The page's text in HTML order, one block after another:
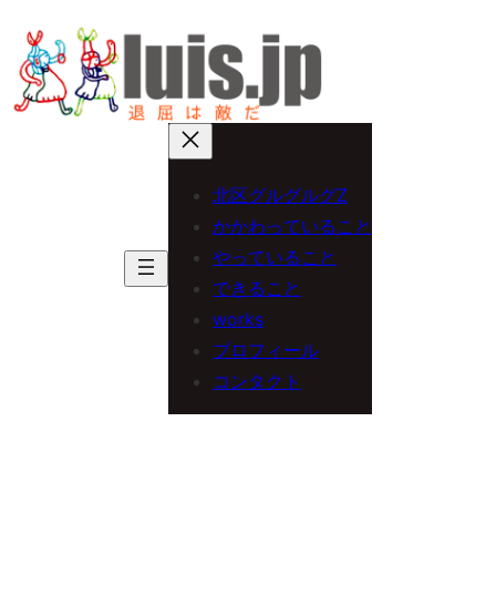
内
容
を
北区グルグルグZ
かかわっていること
やっていること
できること
works
プロフィール
コンタクト